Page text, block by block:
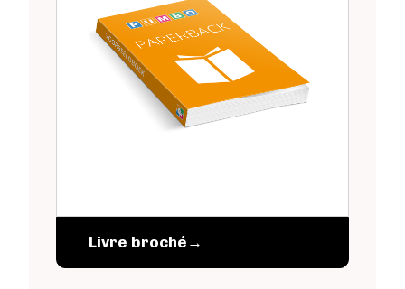
Services
Se connecter
Contact
Livre broché →